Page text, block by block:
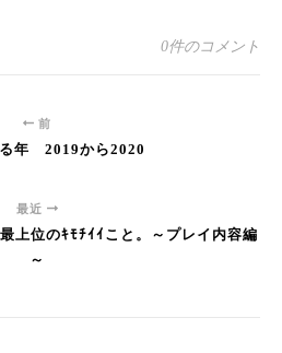
0件のコメント
前
年 2019から2020
最近
上位のｷﾓﾁｲｲこと。～プレイ内容編
～